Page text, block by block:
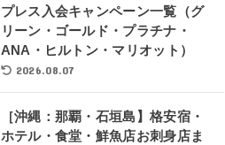
プレス入会キャンペーン一覧（グ
リーン・ゴールド・プラチナ・
ANA・ヒルトン・マリオット）
2026.08.07
［沖縄：那覇・石垣島】格安宿・
ホテル・食堂・鮮魚店お刺身店ま